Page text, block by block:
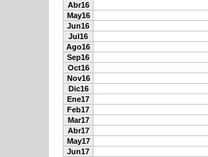
Abr16
May16
Jun16
Jul16
Ago16
Sep16
Oct16
Nov16
Dic16
Ene17
Feb17
Mar17
Abr17
May17
Jun17